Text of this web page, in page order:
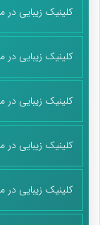
کلینیک زیبایی در
کلینیک زیبایی در
کلینیک زیبایی در
کلینیک زیبایی در
کلینیک زیبایی در